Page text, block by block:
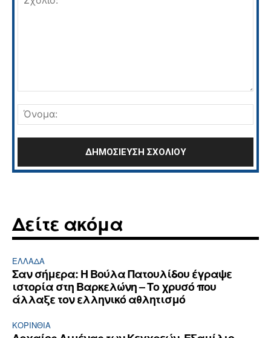
Δείτε ακόμα
ΕΛΛΆΔΑ
Σαν σήμερα: Η Βούλα Πατουλίδου έγραψε
ιστορία στη Βαρκελώνη – Το χρυσό που
άλλαξε τον ελληνικό αθλητισμό
ΚΟΡΙΝΘΊΑ